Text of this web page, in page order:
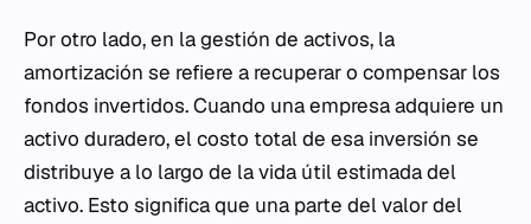
Por otro lado, en la gestión de activos, la
amortización se refiere a recuperar o compensar los
fondos invertidos. Cuando una empresa adquiere un
activo duradero, el costo total de esa inversión se
distribuye a lo largo de la vida útil estimada del
activo. Esto significa que una parte del valor del